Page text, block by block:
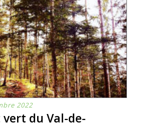
2022
du Val-de-